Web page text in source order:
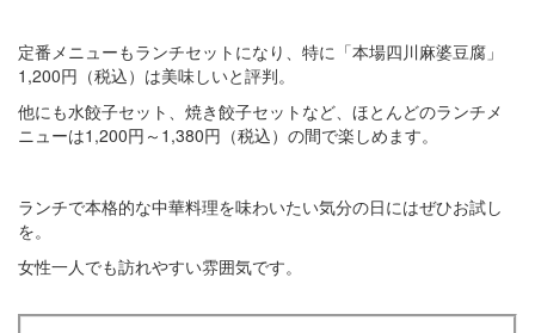
定番メニューもランチセットになり、特に「本場四川麻婆豆腐」
1,200円（税込）は美味しいと評判。
他にも水餃子セット、焼き餃子セットなど、ほとんどのランチメ
ニューは1,200円～1,380円（税込）の間で楽しめます。
ランチで本格的な中華料理を味わいたい気分の日にはぜひお試し
を。
女性一人でも訪れやすい雰囲気です。